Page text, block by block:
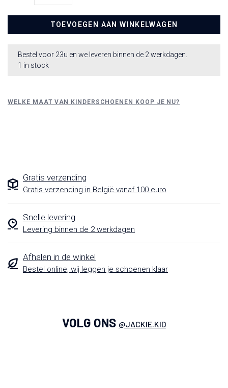
TOEVOEGEN AAN WINKELWAGEN
Bestel voor 23u en we leveren binnen de 2 werkdagen.
1 in stock
WELKE MAAT VAN KINDERSCHOENEN KOOP JE NU?
Gratis verzending
Gratis verzending in België vanaf 100 euro
Snelle levering
Levering binnen de 2 werkdagen
Afhalen in de winkel
Bestel online, wij leggen je schoenen klaar
VOLG ONS @JACKIE.KID